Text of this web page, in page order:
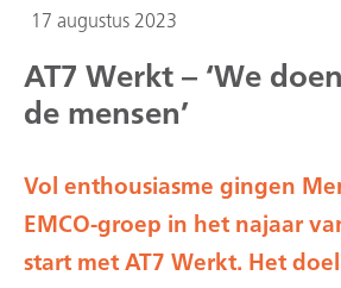
17 augustus 2023
AT7 Werkt – ‘We
de mensen’
Vol enthousiasme gingen
EMCO-groep in het najaar
start met AT7 Werkt. Het